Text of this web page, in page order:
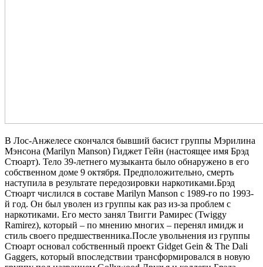
В Лос-Анжелесе скончался бывший басист группы Мэрилина
Мэнсона (Marilyn Manson) Гиджет Гейн (настоящее имя Брэд
Стюарт). Тело 39-летнего музыканта было обнаружено в его
собственном доме 9 октября. Предположительно, смерть
наступила в результате передозировки наркотиками.Брэд
Стюарт числился в составе Marilyn Manson с 1989-го по 1993-
й год. Он был уволен из группы как раз из-за проблем с
наркотиками. Его место занял Твигги Рамирес (Twiggy
Ramirez), который – по мнению многих – перенял имидж и
стиль своего предшественника.После увольнения из группы
Стюарт основал собственный проект Gidget Gein & The Dali
Gaggers, который впоследствии трансформировался в новую